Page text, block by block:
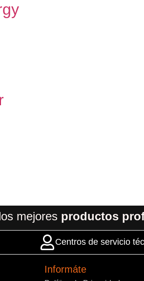
mejores productos
Centros de servicio
Informáte